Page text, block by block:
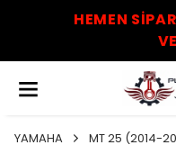
HEMEN
YAMAHA MT 25 (2014-